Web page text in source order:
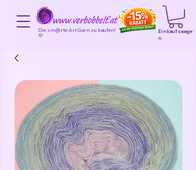
Die sm@rte Art Garn zu kaufen!
💜
Einkaufswage
n